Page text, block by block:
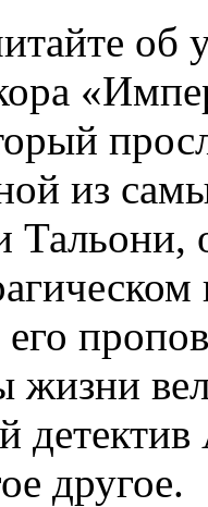
об
из
его
жизни
детектив
другое.